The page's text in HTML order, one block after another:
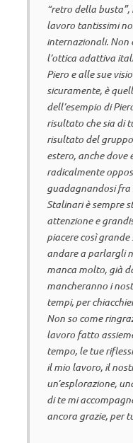
“retro della
lavoro tantissimi
internazionali. Non
l’ottica adattiva
Piero e alle sue
sicuramente, è
dell’esempio di
risultato che sia di
risultato del
estero, anche dove
radicalmente
guadagnandosi fra
Stalinari è sempre
attenzione e
piacere così
andare a parlargli
manca molto, già
mancheranno i
tempi, per
Non so come
lavoro fatto
tempo, le tue
il mio lavoro, il
un’esplorazione,
di te mi
ancora grazie, per